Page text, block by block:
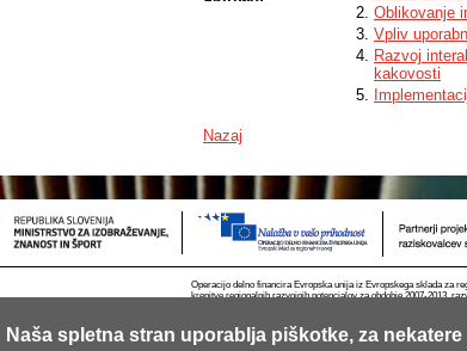
Naša spletna stran uporablja piškotke, za
Oblikovanje
Vpliv
Razvoj
kakovosti
Nazaj
Operacijo delno financira Evropska unija iz Evropskega sklada za
krepitve regionalnih razvojnih potencialov za obdobje 2007-2013,
© 2013 Univerza v Ljubljani Kontakt RSS Piškotki